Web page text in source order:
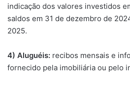
indicação dos valores investidos
saldos em 31 de dezembro de
2025.
4) Aluguéis: recibos mensais e
fornecido pela imobiliária ou pelo